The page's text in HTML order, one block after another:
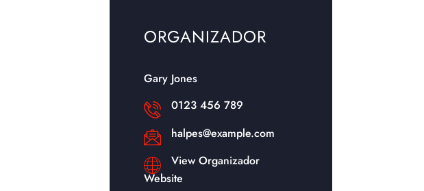
ORGANIZADOR
Gary Jones
0123 456 789
halpes@example.com
View Organizador
Website